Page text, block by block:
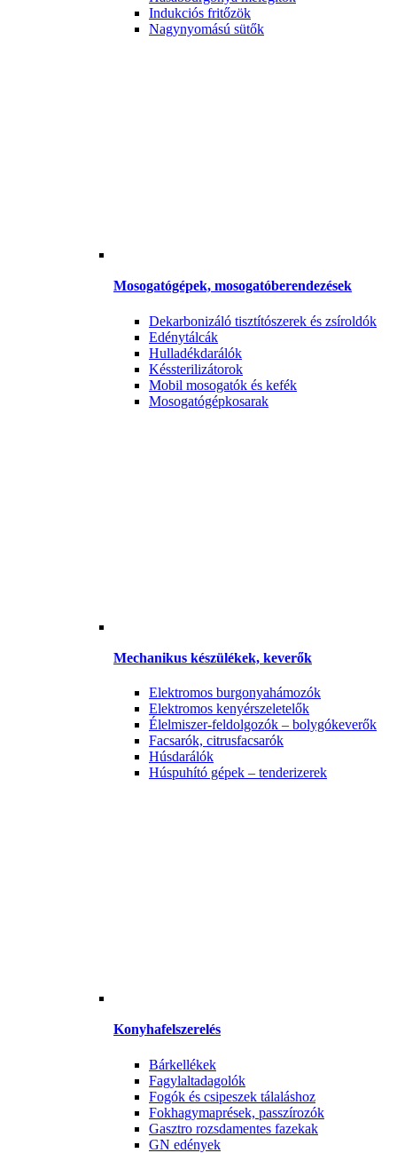
Indukciós fritőzök
Nagynyomású sütők
Mosogatógépek, mosogatóberendezések
Dekarbonizáló tisztítószerek és zsíroldók
Edénytálcák
Hulladékdarálók
Késsterilizátorok
Mobil mosogatók és kefék
Mosogatógépkosarak
Mechanikus készülékek, keverők
Elektromos burgonyahámozók
Elektromos kenyérszeletelők
Élelmiszer-feldolgozók – bolygókeverők
Facsarók, citrusfacsarók
Húsdarálók
Húspuhító gépek – tenderizerek
Konyhafelszerelés
Bárkellékek
Fagylaltadagolók
Fogók és csipeszek tálaláshoz
Fokhagymaprések, passzírozók
Gasztro rozsdamentes fazekak
GN edények